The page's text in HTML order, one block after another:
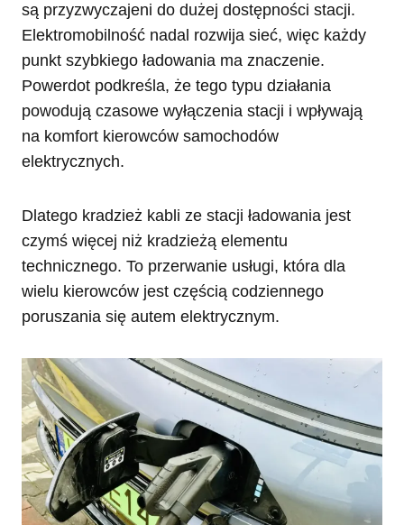
są przyzwyczajeni do dużej dostępności stacji.
Elektromobilność nadal rozwija sieć, więc każdy
punkt szybkiego ładowania ma znaczenie.
Powerdot podkreśla, że tego typu działania
powodują czasowe wyłączenia stacji i wpływają
na komfort kierowców samochodów
elektrycznych.
Dlatego kradzież kabli ze stacji ładowania jest
czymś więcej niż kradzieżą elementu
technicznego. To przerwanie usługi, która dla
wielu kierowców jest częścią codziennego
poruszania się autem elektrycznym.